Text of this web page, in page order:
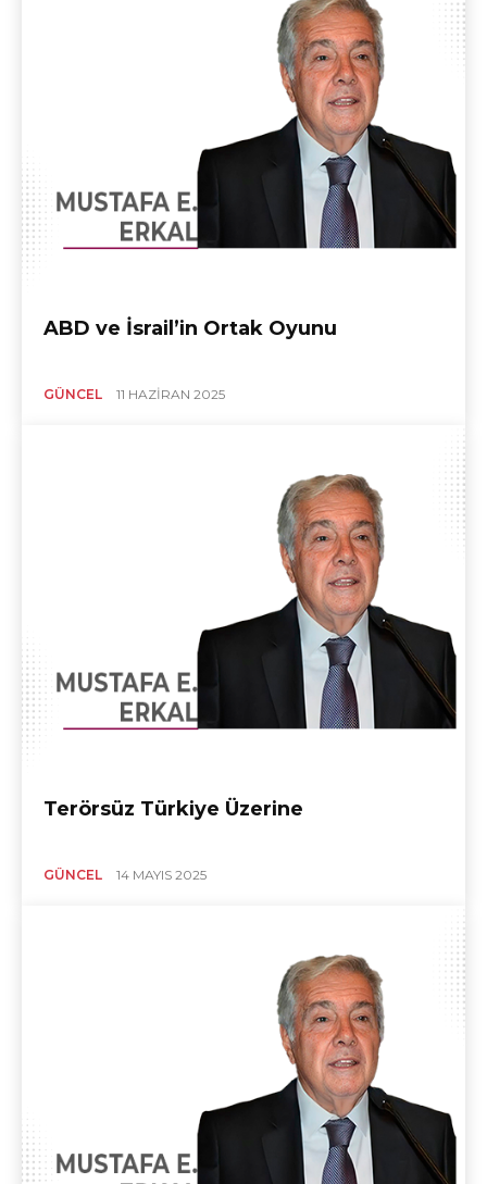
ABD ve İsrail’in Ortak Oyunu
GÜNCEL 11 HAZIRAN 2025
Terörsüz Türkiye Üzerine
GÜNCEL 14 MAYIS 2025